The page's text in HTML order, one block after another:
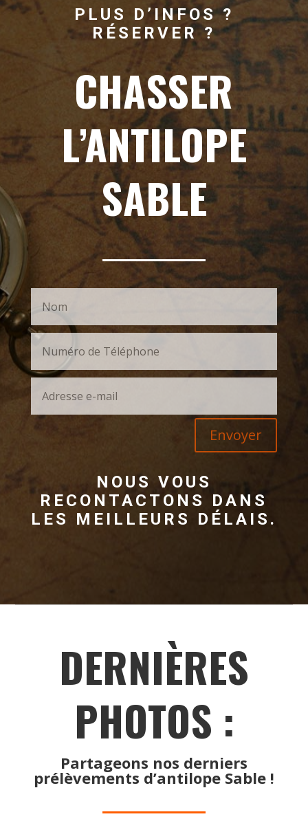
PLUS D’INFOS ?
RÉSERVER ?
CHASSER
L’ANTILOPE
SABLE
Envoyer
NOUS VOUS
RECONTACTONS DANS
LES MEILLEURS DÉLAIS.
DERNIÈRES
PHOTOS :
Partageons nos derniers
prélèvements d’antilope Sable !